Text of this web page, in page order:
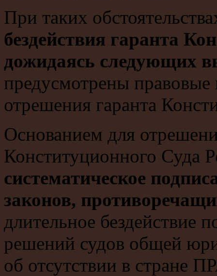
При таких
бездействия гаранта
дожидаясь следующих
предусмотрены
отрешения гаранта
Основанием для
Конституционного Суда
систематическое
законов,
длительное бездействие
решений судов общей
об отсутствии в